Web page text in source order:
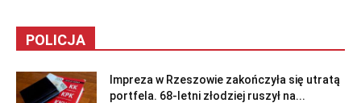
POLICJA
Impreza w Rzeszowie zakończyła się utratą
portfela. 68-letni złodziej ruszył na...